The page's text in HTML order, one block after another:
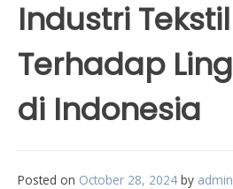
Industri Tekstil
Terhadap
di Indonesia
Posted on October 28, 2024 by